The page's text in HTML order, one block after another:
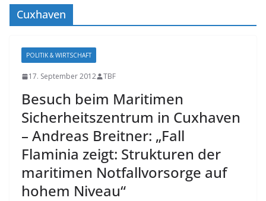
Cuxhaven
POLITIK & WIRTSCHAFT
17. September 2012 TBF
Besuch beim Maritimen
Sicherheitszentrum in Cuxhaven
– Andreas Breitner: „Fall
Flaminia zeigt: Strukturen der
maritimen Notfallvorsorge auf
hohem Niveau“